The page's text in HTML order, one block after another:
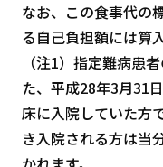
なお、この食事代の
る自己負担額には算
（注1）指定難病患
た、平成28年3月31
床に入院していた方
き入院される方は当